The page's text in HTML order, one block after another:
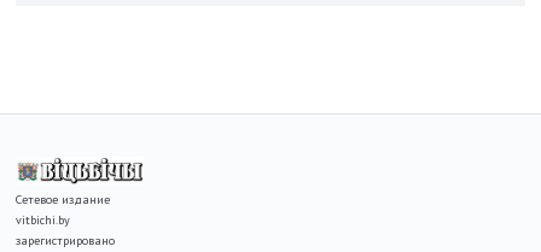
Сетевое издание
vitbichi.by
зарегистрировано